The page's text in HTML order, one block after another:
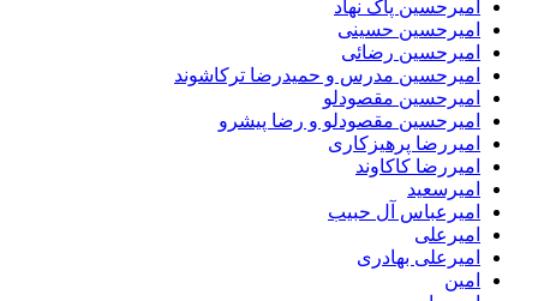
امیرحسین پاک نهاد
امیرحسین حسینی
امیرحسین رضائی
امیرحسین مدرس و حمیدرضا ترکاشوند
امیرحسین مقصودلو
امیرحسین مقصودلو و رضا پیشرو
امیررضا پرهیزکاری
امیررضا کاکاوند
امیرسعید
امیرعباس آل حبیب
امیرعلی
امیرعلی بهادری
امین